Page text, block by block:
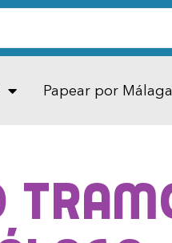
Papear por Málaga